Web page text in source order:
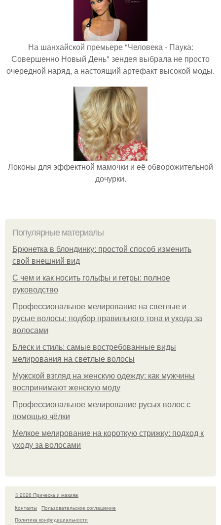
На шанхайской премьере "Человека - Паука:
Совершенно Новый День" зендея выбрала не просто
очередной наряд, а настоящий артефакт высокой моды.
Локоны для эффектной мамочки и её обворожительной
дочурки.
Популярные материалы
Брюнетка в блондинку: простой способ изменить
свой внешний вид
С чем и как носить гольфы и гетры: полное
руководство
Профессиональное мелирование на светлые и
русые волосы: подбор правильного тона и ухода за
волосами
Блеск и стиль: самые востребованные виды
мелирования на светлые волосы
Мужской взгляд на женскую одежду: как мужчины
воспринимают женскую моду
Профессиональное мелирование русых волос с
помощью чёлки
Мелкое мелирование на короткую стрижку: подход к
уходу за волосами
© 2026 Прическа и макияж
Контакты
Пользовательское соглашение
Политика конфидециальности